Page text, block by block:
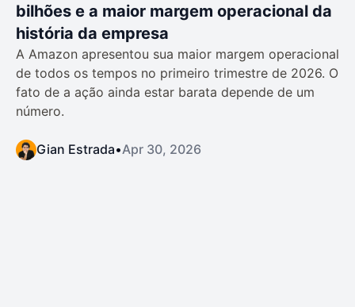
bilhões e a maior margem operacional da
história da empresa
A Amazon apresentou sua maior margem operacional
de todos os tempos no primeiro trimestre de 2026. O
fato de a ação ainda estar barata depende de um
número.
Gian Estrada•Apr 30, 2026